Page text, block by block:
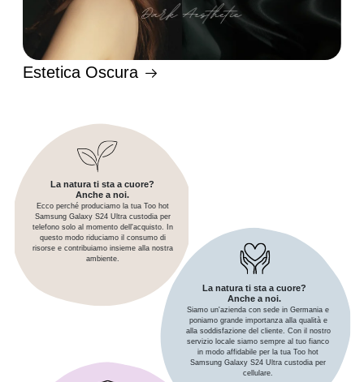
Estetica Oscura
La natura ti sta a cuore?
Anche a noi.
Ecco perché produciamo la tua Too hot
Samsung Galaxy S24 Ultra custodia per
telefono solo al momento dell'acquisto. In
questo modo riduciamo il consumo di
risorse e contribuiamo insieme alla nostra
ambiente.
La natura ti sta a cuore?
Anche a noi.
Siamo un'azienda con sede in Germania e
poniamo grande importanza alla qualità e
alla soddisfazione del cliente. Con il nostro
servizio locale siamo sempre al tuo fianco
in modo affidabile per la tua Too hot
Samsung Galaxy S24 Ultra custodia per
cellulare.